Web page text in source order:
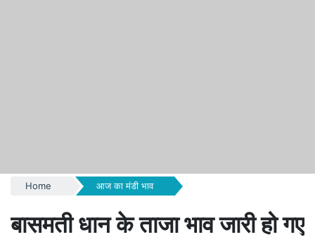
Home आज का मंडी भाव
बासमती धान के ताजा भाव जारी हो गए